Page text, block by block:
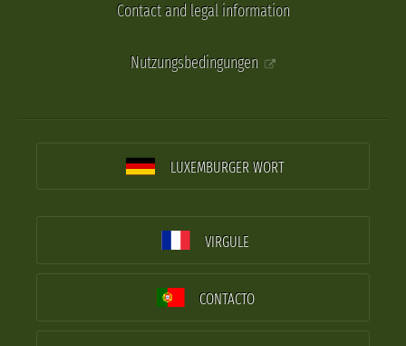
Contact and legal information
Nutzungsbedingungen
LUXEMBURGER WORT
VIRGULE
CONTACTO